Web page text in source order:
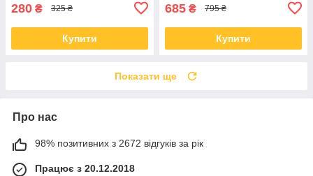
280 ₴ 325 ₴
Купити
685 ₴ 795 ₴
Купити
Показати ще
Про нас
98% позитивних з 2672 відгуків за рік
Працює з 20.12.2018